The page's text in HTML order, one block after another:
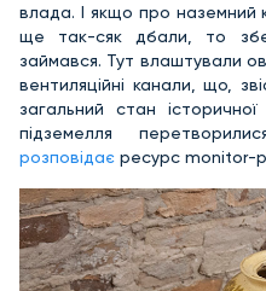
влада. І якщо про наземний
ще так-сяк дбали, то
займався. Тут влаштували
вентиляційні канали, що,
загальний стан
підземелля
розповідає ресурс monitor-